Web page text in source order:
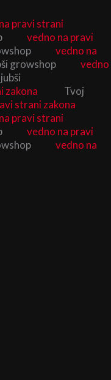
pravi strani
vedno na pravi
vedno na
growshop
vedno
zakona
Tvoj
strani zakona
pravi strani
vedno na pravi
vedno na